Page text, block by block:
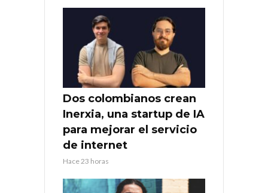
Dos colombianos crean
Inerxia, una startup de IA
para mejorar el servicio
de internet
Hace 23 horas